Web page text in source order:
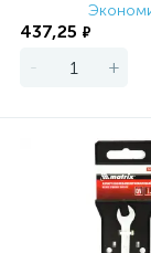
437,25 ₽
- +